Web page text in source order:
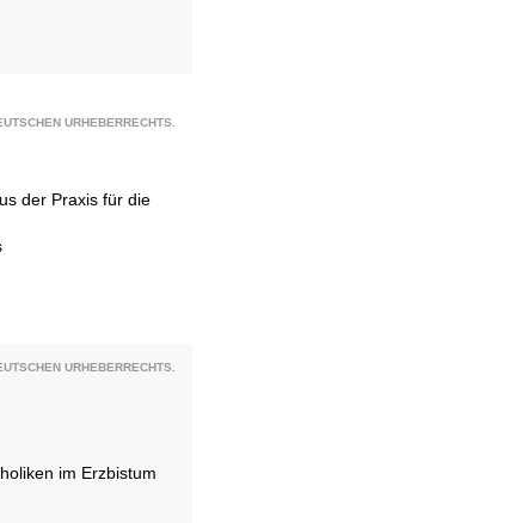
URHEBERRECHTS.
der Praxis für die
URHEBERRECHTS.
im Erzbistum